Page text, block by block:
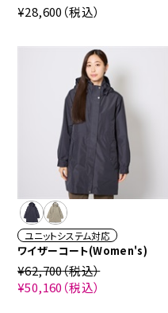
¥28,600 （税込）
ユニットシステム対応
ワイザーコート(Women's)
¥62,700（税込）
¥50,160 （税込）